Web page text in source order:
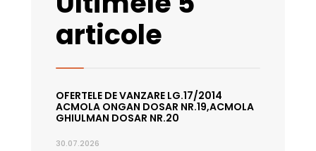
articole
OFERTELE DE VANZARE LG.17/2014
ACMOLA ONGAN DOSAR NR.19,ACMOLA
GHIULMAN DOSAR NR.20
30.07.2026